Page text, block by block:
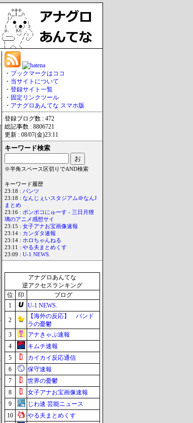
・ ブックマークはココ
・ 当サイトについて
・ 登録サイト一覧
・ 固定リンクツール
・ アナグロあんてな スマホ版
登録ブログ数 : 472
総記事数 : 8806721
更新 : 08/07(金)23:11
キーワード検索
※半角スペース区切りでAND検索
キーワード履歴
23:18 : パンツ
23:18 : なんじぇいスタジアム＠なんJ
まとめ
23:16 : ポンポコにゅーす - 三日月狸
璃のアニメ感想サイ
23:15 : 女子アナお宝画像速報
23:14 : カンダタ速報
23:14 : ホロちゃんねる
23:11 : やる夫まとめくす
23:09 : U-1 NEWS.
アナグロあんてな
逆アクセスランキング
位
印
ブログ
1
U-1 NEWS.
2
【海外の反応】 パンド
ラの憂鬱
3
アナきゃぷ速報
4
キムチ速報
5
カイカイ反応通信
6
保守速報
7
世界の憂鬱
8
女子アナお宝画像速報
9
じわ速 芸能ニュース
10
やる夫まとめくす